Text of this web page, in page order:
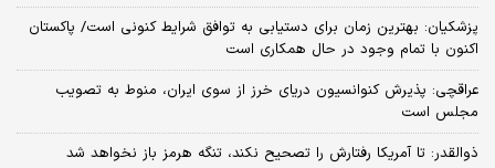
پزشکیان‌: بهترین زمان برای دستیابی به توافق شرایط کنونی است/ پاکستان
اکنون با تمام وجود در حال همکاری است
عراقچی: پذیرش کنوانسیون دریای خرز از سوی ایران، منوط به تصویب
مجلس است
ذوالقدر: تا آمریکا رفتارش را تصحیح نکند، تنگه هرمز باز نخواهد شد